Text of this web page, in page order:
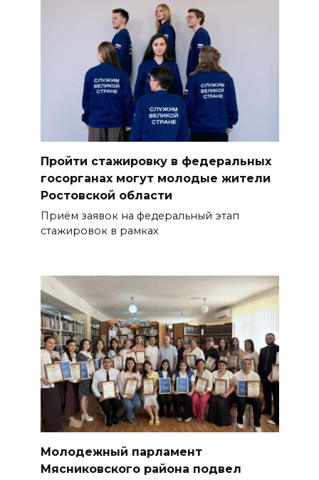
Пройти стажировку в федеральных
госорганах могут молодые жители
Ростовской области
Приём заявок на федеральный этап
стажировок в рамках
Молодежный парламент
Мясниковского района подвел